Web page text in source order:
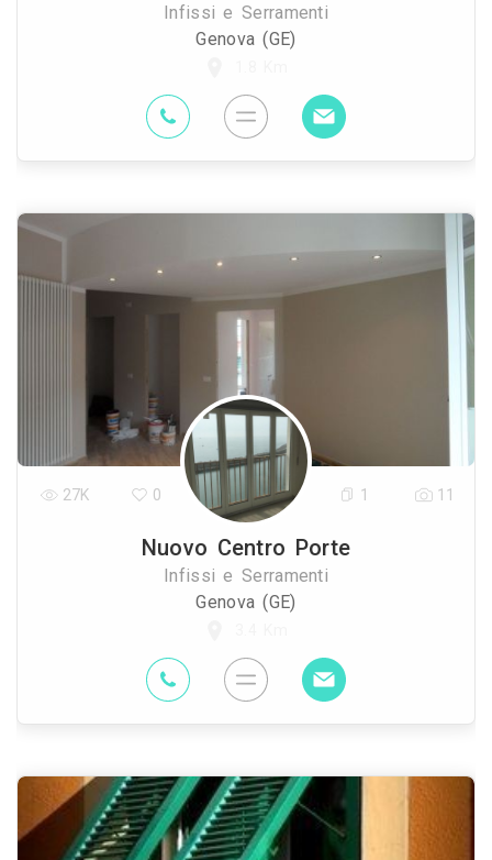
Infissi e Serramenti
Genova (GE)
Nuovo Centro Porte
Infissi e Serramenti
Genova (GE)
27K 0 1 11